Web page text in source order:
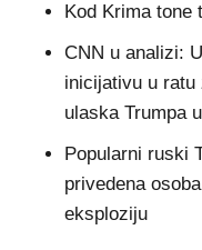
Kod Krima tone
CNN u analizi:
inicijativu u
ulaska Trumpa
Popularni ruski
privedena
eksploziju